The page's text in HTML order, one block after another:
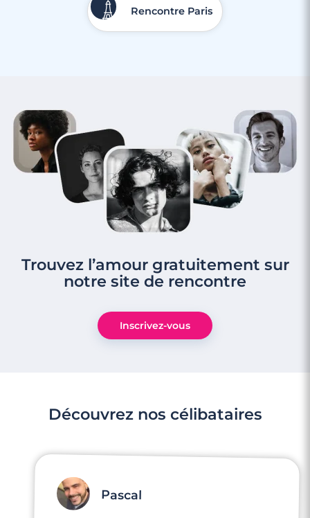
Rencontre Paris
Trouvez l’amour gratuitement sur
notre site de rencontre
Inscrivez-vous
Découvrez nos célibataires
Pascal